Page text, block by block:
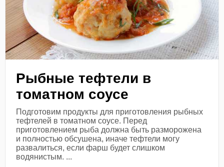
Рыбные тефтели в
томатном соусе
Подготовим продукты для приготовления рыбных
тефтелей в томатном соусе. Перед
приготовлением рыба должна быть разморожена
и полностью обсушена, иначе тефтели могу
развалиться, если фарш будет слишком
водянистым. ...